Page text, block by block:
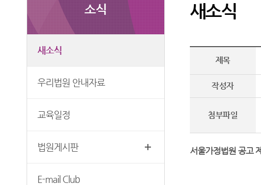
조직 및 전화번호
관할구역
찾아오시는길
우리법원 안내자료
교육일정
법률상담안내
자주묻는질문
장애인·외국인 등 지원을
위한 우선지원센터
판결서사본 제공신청
안내책자
부조리 신고센터
법원견학
소식
새소식
우리법원 안내자료
교육일정
법원게시판
E-mail Club
새소식
제목
작성자
첨부파일
서울가정법원 공고 제